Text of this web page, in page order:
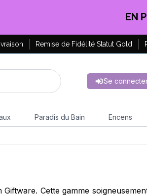
Remise de Fidélité Statut Gold
Se
Paradis du Bain Encens
Cette gamme